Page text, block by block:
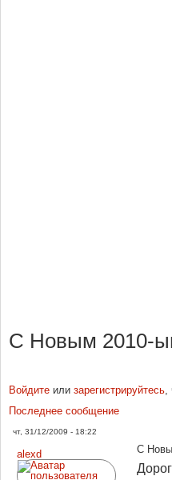
С Новым 2010-
Войдите или зарегистрируйтесь,
Последнее сообщение
чт, 31/12/2009 - 18:22
alexd
С